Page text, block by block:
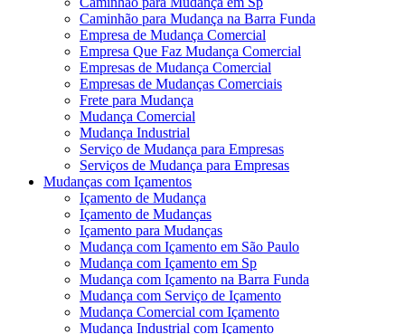
Caminhão para Mudança na Barra Funda
Empresa de Mudança Comercial
Empresa Que Faz Mudança Comercial
Empresas de Mudança Comercial
Empresas de Mudanças Comerciais
Frete para Mudança
Mudança Comercial
Mudança Industrial
Serviço de Mudança para Empresas
Serviços de Mudança para Empresas
Mudanças com Içamentos
Içamento de Mudança
Içamento de Mudanças
Içamento para Mudanças
Mudança com Içamento em São Paulo
Mudança com Içamento em Sp
Mudança com Içamento na Barra Funda
Mudança com Serviço de Içamento
Mudança Comercial com Içamento
Mudança Industrial com Içamento